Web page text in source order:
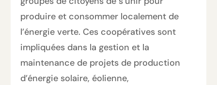
produire et consommer localement de
l’énergie verte. Ces coopératives sont
impliquées dans la gestion et la
maintenance de projets de production
d’énergie solaire, éolienne,